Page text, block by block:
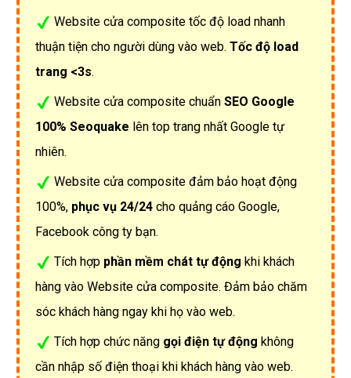
Website cửa composite tốc độ load nhanh
thuận tiện cho người dùng vào web. Tốc độ load
trang <3s.
Website cửa composite chuẩn SEO Google
100% Seoquake lên top trang nhất Google tự
nhiên.
Website cửa composite đảm bảo hoạt động
100%, phục vụ 24/24 cho quảng cáo Google,
Facebook công ty bạn.
Tích hợp phần mềm chát tự động khi khách
hàng vào Website cửa composite. Đảm bảo chăm
sóc khách hàng ngay khi họ vào web.
Tích hợp chức năng gọi điện tự động không
cần nhập số điện thoại khi khách hàng vào web.